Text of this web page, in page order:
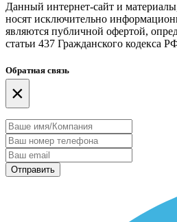
Данный интернет-сайт и
носят исключительно
являются публичной офертой,
статьи 437 Гражданского кодекса
Обратная связь
×
Отправить